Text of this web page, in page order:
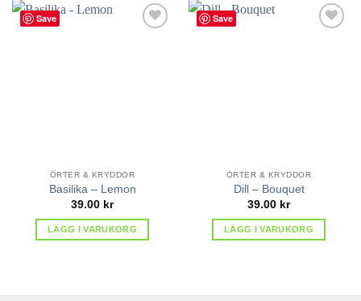
Save
ÖRTER & KRYDDOR
Basilika – Lemon
39.00 kr
LÄGG I VARUKORG
Save
ÖRTER & KRYDDOR
Dill – Bouquet
39.00 kr
LÄGG I VARUKORG